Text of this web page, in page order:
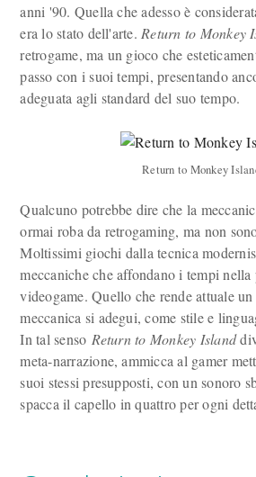
anni '90. Quella che adesso è
era lo stato dell'arte. Return to Monkey
retrogame, ma un gioco che
passo con i suoi tempi, presentando
adeguata agli standard del suo tempo.
Return to Monkey
Qualcuno potrebbe dire che la
ormai roba da retrogaming, ma non
Moltissimi giochi dalla tecnica
meccaniche che affondano i tempi nella
videogame. Quello che rende attuale
meccanica si adegui, come stile e
In tal senso Return to Monkey Island
meta-narrazione, ammicca al gamer
suoi stessi presupposti, con un sonoro
spacca il capello in quattro per ogni